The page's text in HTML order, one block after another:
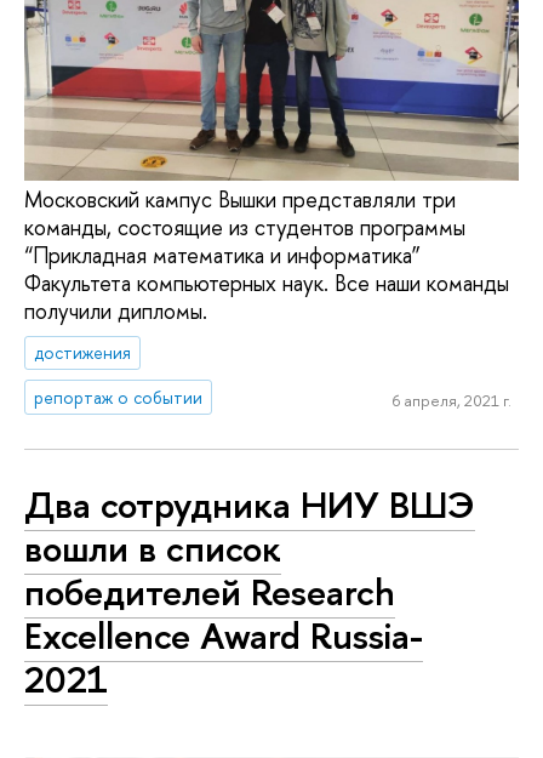
Московский кампус Вышки представляли три
команды, состоящие из студентов программы
“Прикладная математика и информатика”
Факультета компьютерных наук. Все наши команды
получили дипломы.
достижения
репортаж о событии
6 апреля, 2021 г.
Два сотрудника НИУ ВШЭ
вошли в список
победителей Research
Excellence Award Russia-
2021